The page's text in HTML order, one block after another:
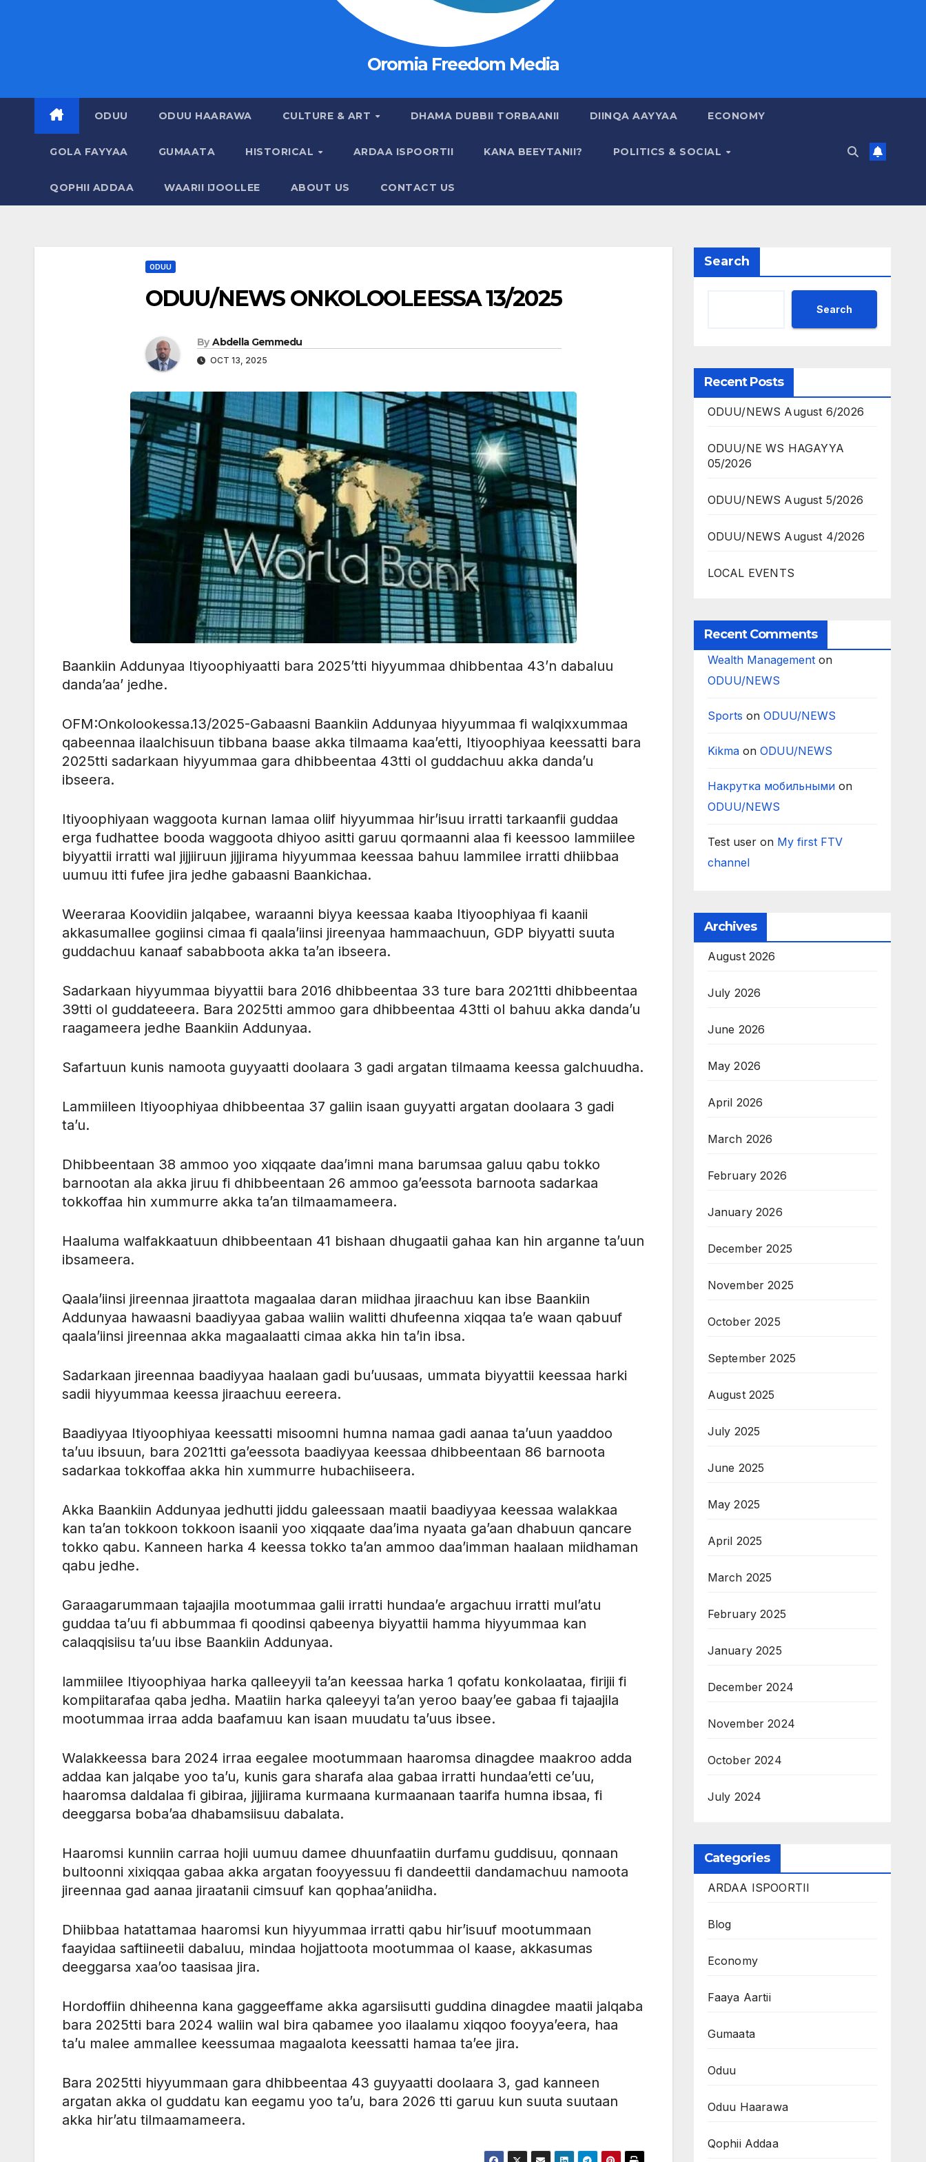
Oromia Freedom Media
ODUU ODUU HAARAWA CULTURE & ART DHAMA DUBBII TORBAANII DIINQA AAYYAA ECONOMY
GOLA FAYYAA GUMAATA HISTORICAL ARDAA ISPOORTII KANA BEEYTANII? POLITICS & SOCIAL
QOPHII ADDAA WAARII IJOOLLEE ABOUT US CONTACT US
ODUU
ODUU/NEWS ONKOLOOLEESSA 13/2025
By Abdella Gemmedu
OCT 13, 2025
Baankiin Addunyaa Itiyoophiyaatti bara 2025’tti hiyyummaa dhibbentaa 43’n dabaluu
danda’aa’ jedhe.
OFM:Onkolookessa.13/2025-Gabaasni Baankiin Addunyaa hiyyummaa fi walqixxummaa
qabeennaa ilaalchisuun tibbana baase akka tilmaama kaa’etti, Itiyoophiyaa keessatti bara
2025tti sadarkaan hiyyummaa gara dhibbeentaa 43tti ol guddachuu akka danda’u
ibseera.
Itiyoophiyaan waggoota kurnan lamaa oliif hiyyummaa hir’isuu irratti tarkaanfii guddaa
erga fudhattee booda waggoota dhiyoo asitti garuu qormaanni alaa fi keessoo lammiilee
biyyattii irratti wal jijjiiruun jijjirama hiyyummaa keessaa bahuu lammilee irratti dhiibbaa
uumuu itti fufee jira jedhe gabaasni Baankichaa.
Weeraraa Koovidiin jalqabee, waraanni biyya keessaa kaaba Itiyoophiyaa fi kaanii
akkasumallee gogiinsi cimaa fi qaala’iinsi jireenyaa hammaachuun, GDP biyyatti suuta
guddachuu kanaaf sababboota akka ta’an ibseera.
Sadarkaan hiyyummaa biyyattii bara 2016 dhibbeentaa 33 ture bara 2021tti dhibbeentaa
39tti ol guddateeera. Bara 2025tti ammoo gara dhibbeentaa 43tti ol bahuu akka danda’u
raagameera jedhe Baankiin Addunyaa.
Safartuun kunis namoota guyyaatti doolaara 3 gadi argatan tilmaama keessa galchuudha.
Lammiileen Itiyoophiyaa dhibbeentaa 37 galiin isaan guyyatti argatan doolaara 3 gadi
ta’u.
Dhibbeentaan 38 ammoo yoo xiqqaate daa’imni mana barumsaa galuu qabu tokko
barnootan ala akka jiruu fi dhibbeentaan 26 ammoo ga’eessota barnoota sadarkaa
tokkoffaa hin xummurre akka ta’an tilmaamameera.
Haaluma walfakkaatuun dhibbeentaan 41 bishaan dhugaatii gahaa kan hin arganne ta’uun
ibsameera.
Qaala’iinsi jireennaa jiraattota magaalaa daran miidhaa jiraachuu kan ibse Baankiin
Addunyaa hawaasni baadiyyaa gabaa waliin walitti dhufeenna xiqqaa ta’e waan qabuuf
qaala’iinsi jireennaa akka magaalaatti cimaa akka hin ta’in ibsa.
Sadarkaan jireennaa baadiyyaa haalaan gadi bu’uusaas, ummata biyyattii keessaa harki
sadii hiyyummaa keessa jiraachuu eereera.
Baadiyyaa Itiyoophiyaa keessatti misoomni humna namaa gadi aanaa ta’uun yaaddoo
ta’uu ibsuun, bara 2021tti ga’eessota baadiyyaa keessaa dhibbeentaan 86 barnoota
sadarkaa tokkoffaa akka hin xummurre hubachiiseera.
Akka Baankiin Addunyaa jedhutti jiddu galeessaan maatii baadiyyaa keessaa walakkaa
kan ta’an tokkoon tokkoon isaanii yoo xiqqaate daa’ima nyaata ga’aan dhabuun qancare
tokko qabu. Kanneen harka 4 keessa tokko ta’an ammoo daa’imman haalaan miidhaman
qabu jedhe.
Garaagarummaan tajaajila mootummaa galii irratti hundaa’e argachuu irratti mul’atu
guddaa ta’uu fi abbummaa fi qoodinsi qabeenya biyyattii hamma hiyyummaa kan
calaqqisiisu ta’uu ibse Baankiin Addunyaa.
lammiilee Itiyoophiyaa harka qalleeyyii ta’an keessaa harka 1 qofatu konkolaataa, firijii fi
kompiitarafaa qaba jedha. Maatiin harka qaleeyyi ta’an yeroo baay’ee gabaa fi tajaajila
mootummaa irraa adda baafamuu kan isaan muudatu ta’uus ibsee.
Walakkeessa bara 2024 irraa eegalee mootummaan haaromsa dinagdee maakroo adda
addaa kan jalqabe yoo ta’u, kunis gara sharafa alaa gabaa irratti hundaa’etti ce’uu,
haaromsa daldalaa fi gibiraa, jijjiirama kurmaana kurmaanaan taarifa humna ibsaa, fi
deeggarsa boba’aa dhabamsiisuu dabalata.
Haaromsi kunniin carraa hojii uumuu damee dhuunfaatiin durfamu guddisuu, qonnaan
bultoonni xixiqqaa gabaa akka argatan fooyyessuu fi dandeettii dandamachuu namoota
jireennaa gad aanaa jiraatanii cimsuuf kan qophaa’aniidha.
Dhiibbaa hatattamaa haaromsi kun hiyyummaa irratti qabu hir’isuuf mootummaan
faayidaa saftiineetii dabaluu, mindaa hojjattoota mootummaa ol kaase, akkasumas
deeggarsa xaa’oo taasisaa jira.
Hordoffiin dhiheenna kana gaggeeffame akka agarsiisutti guddina dinagdee maatii jalqaba
bara 2025tti bara 2024 waliin wal bira qabamee yoo ilaalamu xiqqoo fooyya’eera, haa
ta’u malee ammallee keessumaa magaalota keessatti hamaa ta’ee jira.
Bara 2025tti hiyyummaan gara dhibbeentaa 43 guyyaatti doolaara 3, gad kanneen
argatan akka ol guddatu kan eegamu yoo ta’u, bara 2026 tti garuu kun suuta suutaan
akka hir’atu tilmaamameera.
Search
Search
Recent Posts
ODUU/NEWS August 6/2026
ODUU/NE WS HAGAYYA
05/2026
ODUU/NEWS August 5/2026
ODUU/NEWS August 4/2026
LOCAL EVENTS
Recent Comments
Wealth Managementon
ODUU/NEWS
Sports on ODUU/NEWS
Kikmaon ODUU/NEWS
Накрутка мобильнымиon
ODUU/NEWS
Test useron My first FTV
channel
Archives
August 2026
July 2026
June 2026
May 2026
April 2026
March 2026
February 2026
January 2026
December 2025
November 2025
October 2025
September 2025
August 2025
July 2025
June 2025
May 2025
April 2025
March 2025
February 2025
January 2025
December 2024
November 2024
October 2024
July 2024
Categories
ARDAA ISPOORTII
Blog
Economy
Faaya Aartii
Gumaata
Oduu
Oduu Haarawa
Qophii Addaa